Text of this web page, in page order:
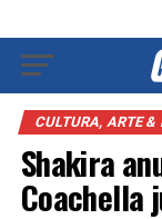
CULTURA, ARTE &
Shakira
Coachella